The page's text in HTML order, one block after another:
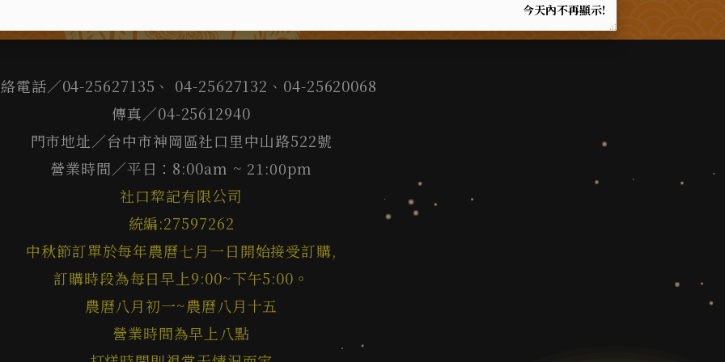
電話／04-25627135、 04-25627132、04-25620068
傳真／04-25612940
門市地址／台中市神岡區社口里中山路522號
營業時間／平日：8:00am ~ 21:00pm
社口犂記有限公司
統編:27597262
中秋節訂單於每年農曆七月一日開始接受訂購,
訂購時段為每日早上9:00~下午5:00。
農曆八月初一~農曆八月十五
營業時間為早上八點
今天內不再顯示!